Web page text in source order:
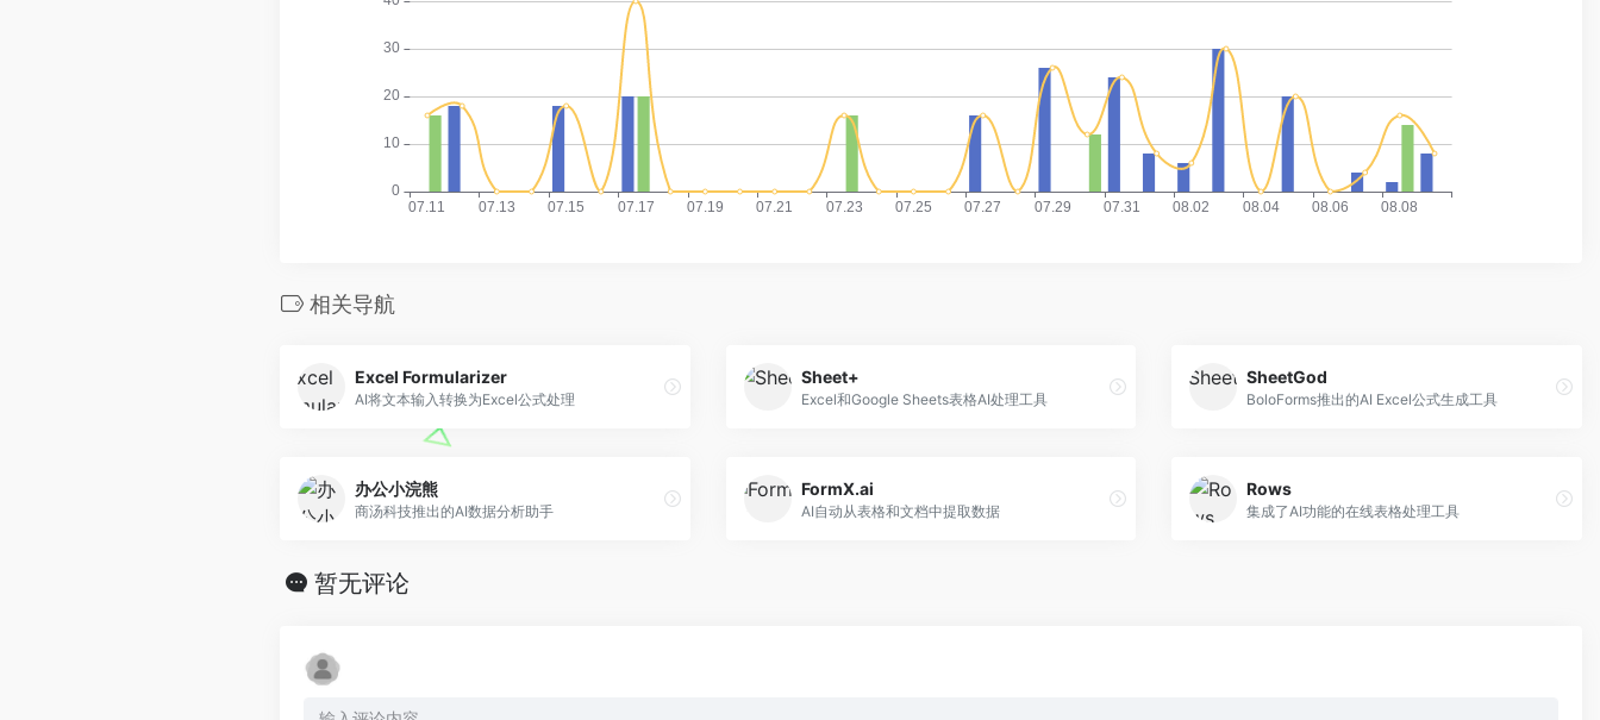
相关导航
Excel Formularizer
AI将文本输入转换为Excel公式处理
Sheet+
Excel和Google Sheets表格AI处理工具
SheetGod
BoloForms推出的AI Excel公式生成工具
办公小浣熊
商汤科技推出的AI数据分析助手
FormX.ai
AI自动从表格和文档中提取数据
Rows
集成了AI功能的在线表格处理工具
暂无评论